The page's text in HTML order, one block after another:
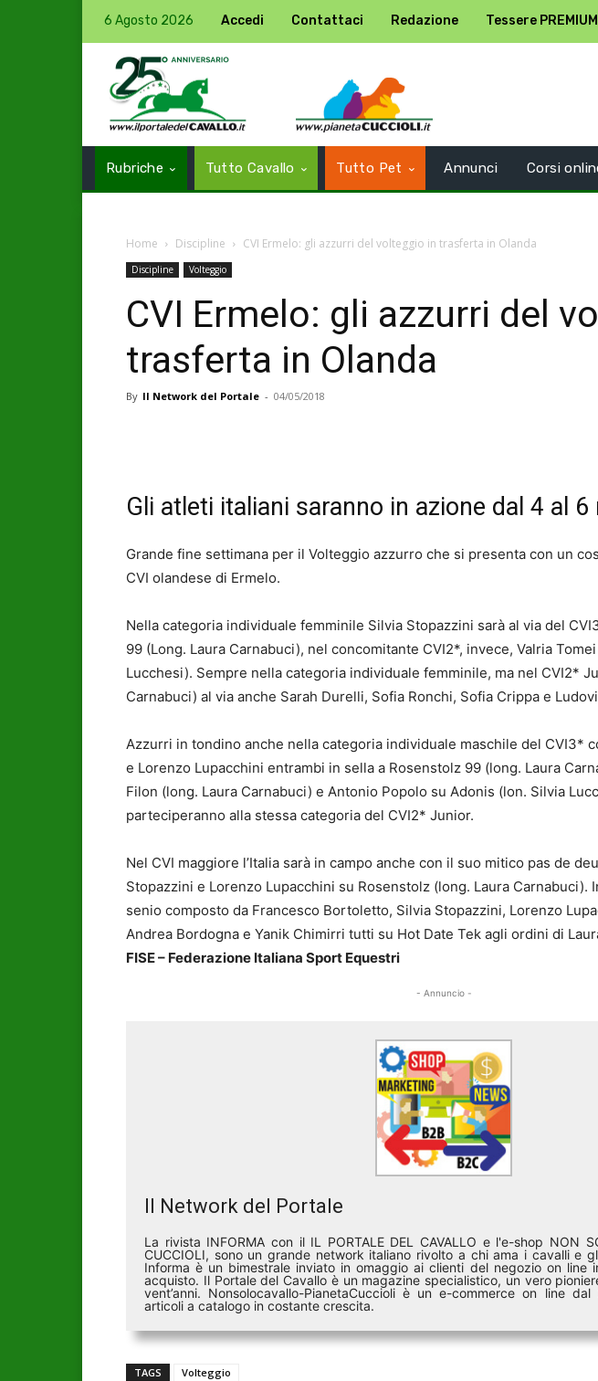
6 Agosto 2026 Accedi Contattaci Redazione Tessere PREMIUM
Rubriche Tutto Cavallo Tutto Pet Annunci Corsi
Home Discipline CVI Ermelo: gli azzurri del volteggio in trasferta in Olanda
Discipline Volteggio
CVI Ermelo: gli azzurri del
trasferta in Olanda
By Il Network del Portale - 04/05/2018
Gli atleti italiani saranno in azione dal 4 al
Grande fine settimana per il Volteggio azzurro che si presenta con un
CVI olandese di Ermelo.
Nella categoria individuale femminile Silvia Stopazzini sarà al via del
99 (Long. Laura Carnabuci), nel concomitante CVI2*, invece, Valria
Lucchesi). Sempre nella categoria individuale femminile, ma nel CVI2*
Carnabuci) al via anche Sarah Durelli, Sofia Ronchi, Sofia Crippa e
Azzurri in tondino anche nella categoria individuale maschile del CVI3*
e Lorenzo Lupacchini entrambi in sella a Rosenstolz 99 (long. Laura
Filon (long. Laura Carnabuci) e Antonio Popolo su Adonis (lon. Silvia
parteciperanno alla stessa categoria del CVI2* Junior.
Nel CVI maggiore l’Italia sarà in campo anche con il suo mitico pas de
Stopazzini e Lorenzo Lupacchini su Rosenstolz (long. Laura Carnabuci).
senio composto da Francesco Bortoletto, Silvia Stopazzini, Lorenzo
Andrea Bordogna e Yanik Chimirri tutti su Hot Date Tek agli ordini di
FISE – Federazione Italiana Sport Equestri
- Annuncio -
Il Network del Portale
La rivista INFORMA con il IL PORTALE DEL CAVALLO e l'e-shop NON
CUCCIOLI, sono un grande network italiano rivolto a chi ama i cavalli e
Informa è un bimestrale inviato in omaggio ai clienti del negozio on line
acquisto. Il Portale del Cavallo è un magazine specialistico, un vero
vent’anni. Nonsolocavallo-PianetaCuccioli è un e-commerce on line
articoli a catalogo in costante crescita.
TAGS Volteggio